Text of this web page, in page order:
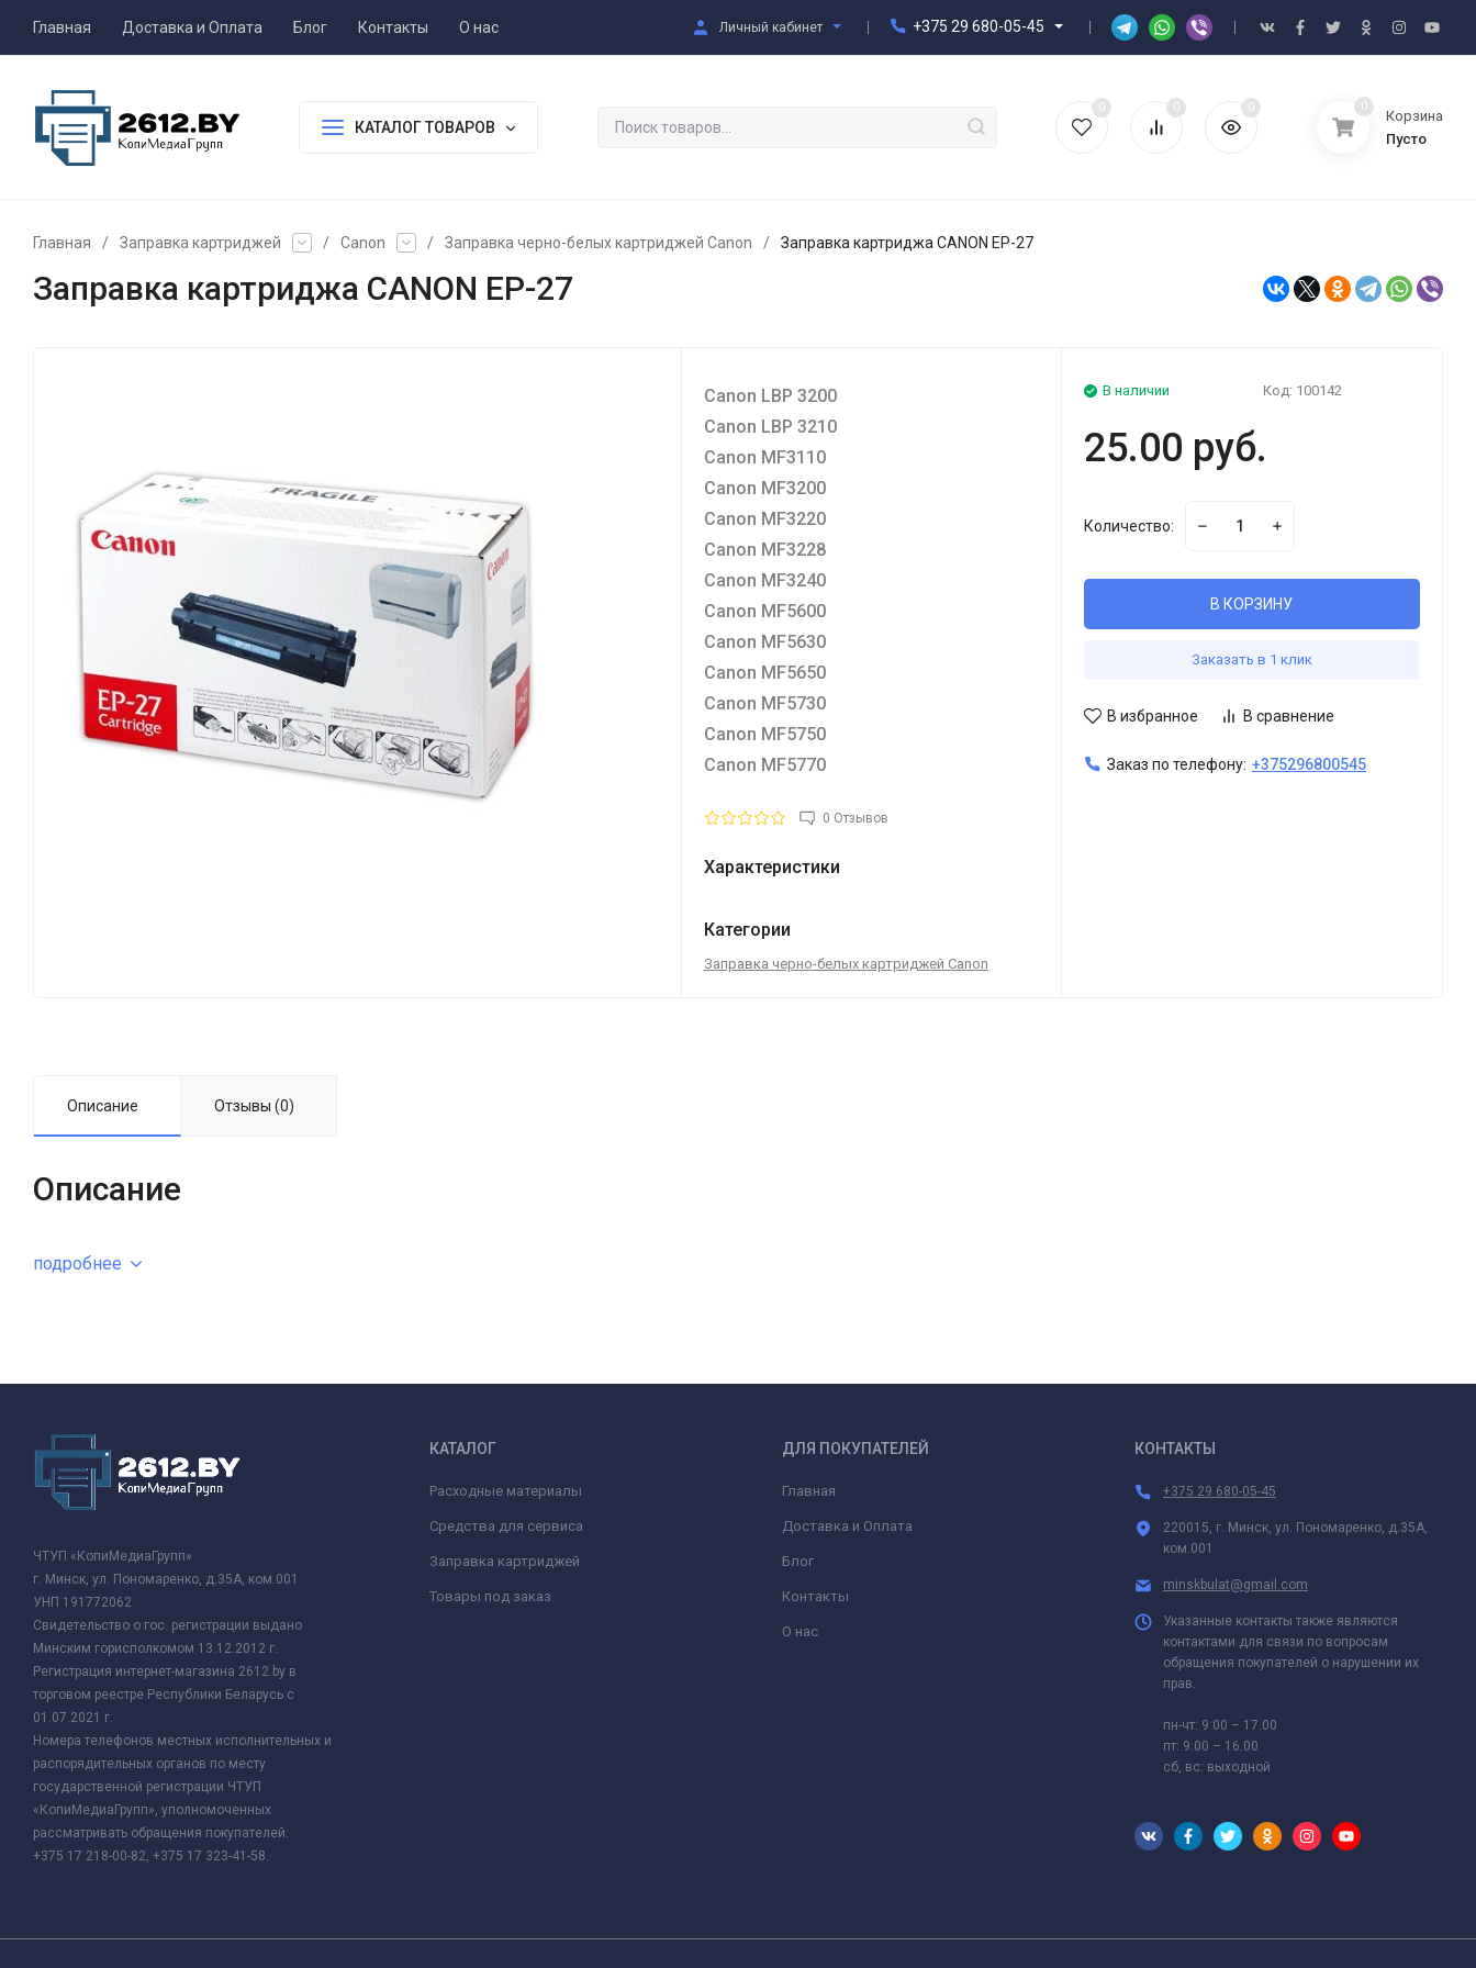
Главная Доставка и Оплата Блог Контакты О нас Личный кабинет +375 29 680-05-45
КАТАЛОГ ТОВАРОВ
0 0 0 0
Корзина
Пусто
Главная / Заправка картриджей / Canon / Заправка черно-белых картриджей Canon / Заправка картриджа CANON EP-27
Заправка картриджа CANON EP-27
Canon LBP 3200
Canon LBP 3210
Canon MF3110
Canon MF3200
Canon MF3220
Canon MF3228
Canon MF3240
Canon MF5600
Canon MF5630
Canon MF5650
Canon MF5730
Canon MF5750
Canon MF5770
0 Отзывов
Характеристики
Категории
Заправка черно-белых картриджей Canon
В наличии Код: 100142
25.00 руб.
Количество:
В КОРЗИНУ
Заказать в 1 клик
В избранное В сравнение
Заказ по телефону: +375296800545
Описание Отзывы (0)
Описание
подробнее
ЧТУП «КопиМедиаГрупп»
г. Минск, ул. Пономаренко, д.35А, ком.001
УНП 191772062
Свидетельство о гос. регистрации выдано
Минским горисполкомом 13.12.2012 г.
Регистрация интернет-магазина 2612.by в
торговом реестре Республики Беларусь с
01.07.2021 г.
Номера телефонов местных исполнительных и
распорядительных органов по месту
государственной регистрации ЧТУП
«КопиМедиаГрупп», уполномоченных
рассматривать обращения покупателей:
+375 17 218-00-82, +375 17 323-41-58.
КАТАЛОГ
Расходные материалы
Средства для сервиса
Заправка картриджей
Товары под заказ
ДЛЯ ПОКУПАТЕЛЕЙ
Главная
Доставка и Оплата
Блог
Контакты
О нас
КОНТАКТЫ
+375 29 680-05-45
220015, г. Минск, ул. Пономаренко, д.35А,
ком.001
minskbulat@gmail.com
Указанные контакты также являются
контактами для связи по вопросам
обращения покупателей о нарушении их
прав.
пн-чт: 9:00 – 17.00
пт: 9:00 – 16.00
сб, вс: выходной